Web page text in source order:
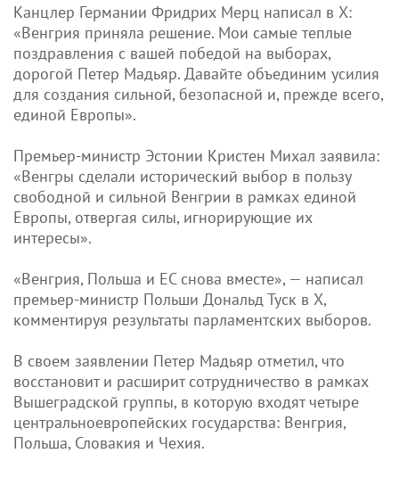
Канцлер Германии Фридрих Мерц написал в X:
«Венгрия приняла решение. Мои самые теплые
поздравления с вашей победой на выборах,
дорогой Петер Мадьяр. Давайте объединим усилия
для создания сильной, безопасной и, прежде всего,
единой Европы».
Премьер-министр Эстонии Кристен Михал заявила:
«Венгры сделали исторический выбор в пользу
свободной и сильной Венгрии в рамках единой
Европы, отвергая силы, игнорирующие их
интересы».
«Венгрия, Польша и ЕС снова вместе», — написал
премьер-министр Польши Дональд Туск в X,
комментируя результаты парламентских выборов.
В своем заявлении Петер Мадьяр отметил, что
восстановит и расширит сотрудничество в рамках
Вышеградской группы, в которую входят четыре
центральноевропейских государства: Венгрия,
Польша, Словакия и Чехия.